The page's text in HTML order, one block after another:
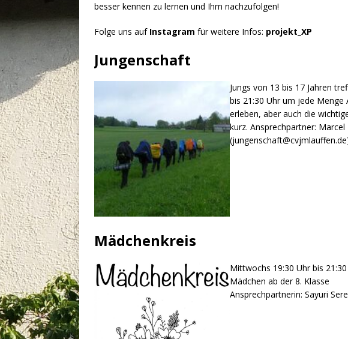
besser kennen zu lernen und Ihm nachzufolgen!
Folge uns auf Instagram für weitere Infos: projekt_XP
Jungenschaft
Jungs von 13 bis 17 Jahren
bis 21:30 Uhr um jede
erleben, aber auch die
kurz. Ansprechpartner: Marcel
Mädchenkreis
Mittwochs 19:30 Uhr bis 21:30
Mädchen ab der 8. Klasse
Ansprechpartnerin: Sayuri